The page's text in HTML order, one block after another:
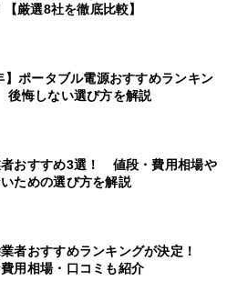
厳選8社を徹底比較】
】ポータブル電源おすすめランキン
悔しない選び方を解説
おすすめ3選！ 値段・費用相場や
ための選び方を解説
者おすすめランキングが決定！
用相場・口コミも紹介